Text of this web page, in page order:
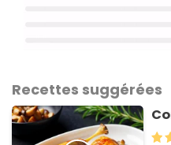
Recettes suggérées